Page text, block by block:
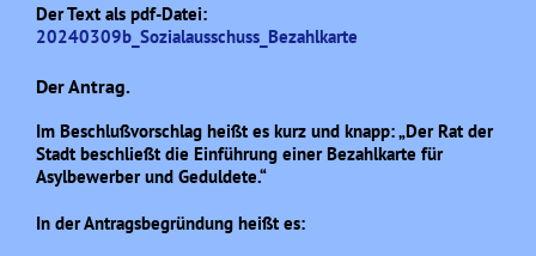
Der Text als pdf-Datei:
20240309b_Sozialausschuss_Bezahlkarte
Der Antrag.
Im Beschlußvorschlag heißt es kurz und knapp: „Der Rat der
Stadt beschließt die Einführung einer Bezahlkarte für
Asylbewerber und Geduldete.“
In der Antragsbegründung heißt es: